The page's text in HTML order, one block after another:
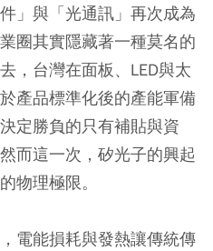
」與「光通訊」再次成為
圈其實隱藏著一種莫名的
，台灣在面板、LED與太
產品標準化後的產能軍備
定勝負的只有補貼與資
而這一次，矽光子的興起
物理極限。
電能損耗與發熱讓傳統傳